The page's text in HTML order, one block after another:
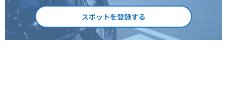
スポットを登録する